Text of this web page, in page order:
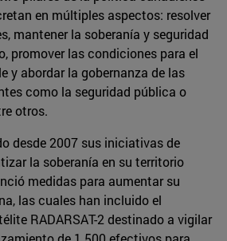
en múltiples aspectos: resolver
mantener la soberanía y seguridad
promover las condiciones para el
y abordar la gobernanza de las
como la seguridad pública o
otros.
desde 2007 sus iniciativas de
la soberanía en su territorio
medidas para aumentar su
las cuales han incluido el
RADARSAT-2 destinado a vigilar